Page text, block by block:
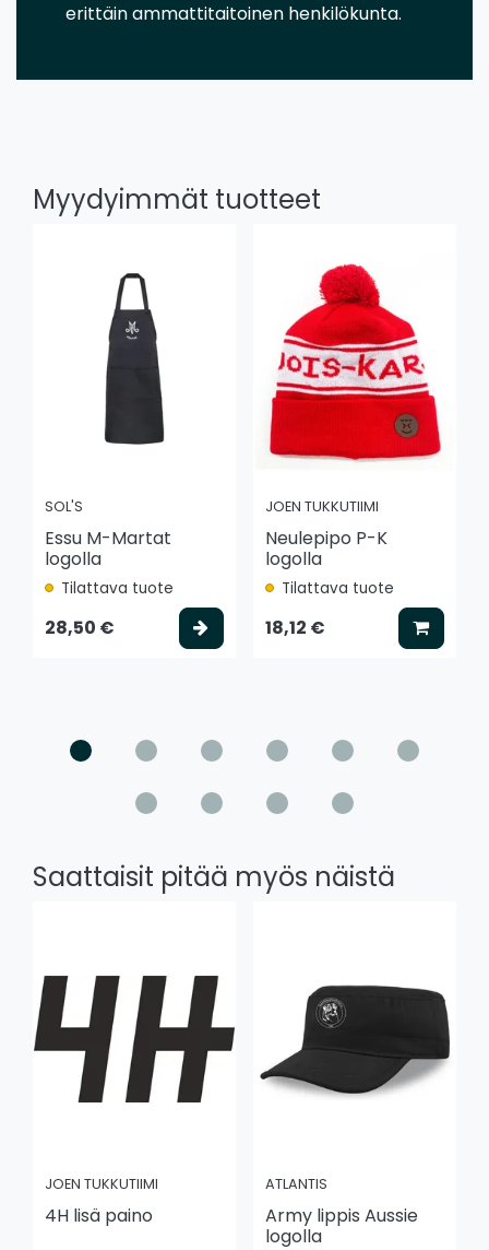
erittäin ammattitaitoinen henkilökunta.
Myydyimmät tuotteet
SOL'S
Essu M-Martat
logolla
Tilattava tuote
28,50 € Valitse vaihtoehto
JOEN TUKKUTIIMI
Neulepipo P-K
logolla
Tilattava tuote
18,12 € Lisää
Saattaisit pitää myös näistä
JOEN TUKKUTIIMI
4H lisä paino
ATLANTIS
Army lippis Aussie
logolla